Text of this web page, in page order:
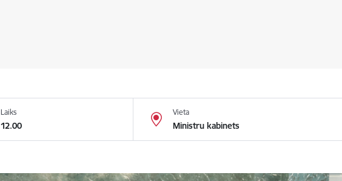
Laiks
12.00
Vieta
Ministru kabinets